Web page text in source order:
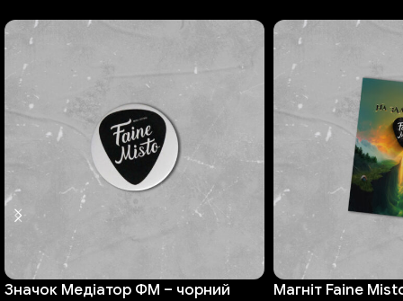
Значок Медіатор ФМ – чорний
Магніт Faine